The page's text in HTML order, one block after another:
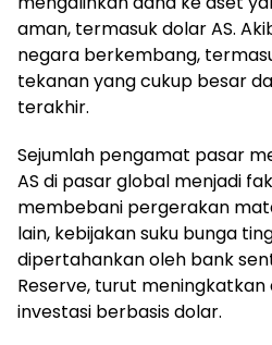
aman, termasuk dolar AS.
negara berkembang,
tekanan yang cukup besar
terakhir.
Sejumlah pengamat pasar
AS di pasar global menjadi
membebani pergerakan
lain, kebijakan suku bunga
dipertahankan oleh bank
Reserve, turut
investasi berbasis dolar.